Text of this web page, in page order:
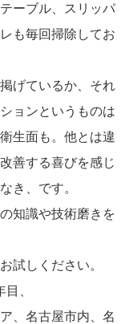
ーブル、スリッパ
も毎回掃除してお
げているか、それ
ョンというものは
生面も。他とは違
善する喜びを感じ
き、です。
知識や技術磨きを
試しください。
、
、名古屋市内、名